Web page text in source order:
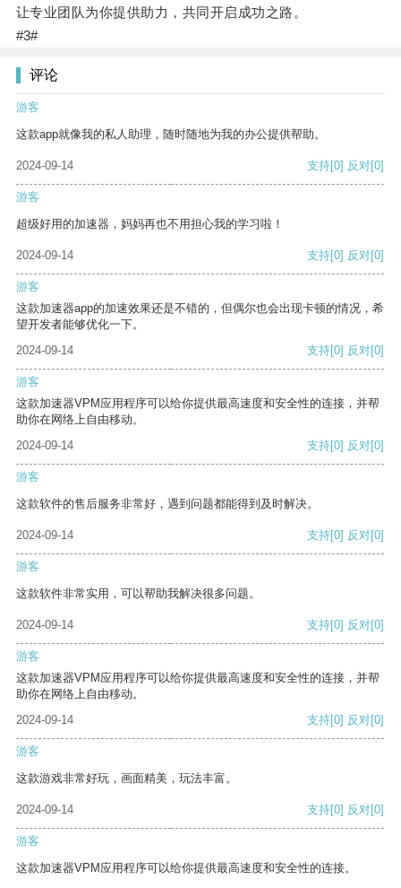
让专业团队为你提供助力，共同开启成功之路。
#3#
评论
游客
这款app就像我的私人助理，随时随地为我的办公提供帮助。
2024-09-14 支持[0] 反对[0]
游客
超级好用的加速器，妈妈再也不用担心我的学习啦！
2024-09-14 支持[0] 反对[0]
游客
这款加速器app的加速效果还是不错的，但偶尔也会出现卡顿的情况，希
望开发者能够优化一下。
2024-09-14
支持[0] 反对[0]
游客
这款加速器VPM应用程序可以给你提供最高速度和安全性的连接，并帮
助你在网络上自由移动。
2024-09-14
支持[0] 反对[0]
游客
这款软件的售后服务非常好，遇到问题都能得到及时解决。
2024-09-14 支持[0] 反对[0]
游客
这款软件非常实用，可以帮助我解决很多问题。
2024-09-14 支持[0] 反对[0]
游客
这款加速器VPM应用程序可以给你提供最高速度和安全性的连接，并帮
助你在网络上自由移动。
2024-09-14
支持[0] 反对[0]
游客
这款游戏非常好玩，画面精美，玩法丰富。
2024-09-14 支持[0] 反对[0]
游客
这款加速器VPM应用程序可以给你提供最高速度和安全性的连接。